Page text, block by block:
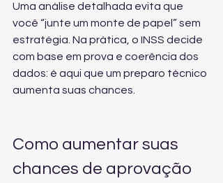
Uma análise detalhada evita que
você “junte um monte de papel” sem
estratégia. Na prática, o INSS decide
com base em prova e coerência dos
dados: é aqui que um preparo técnico
aumenta suas chances.
Como aumentar suas
chances de aprovação